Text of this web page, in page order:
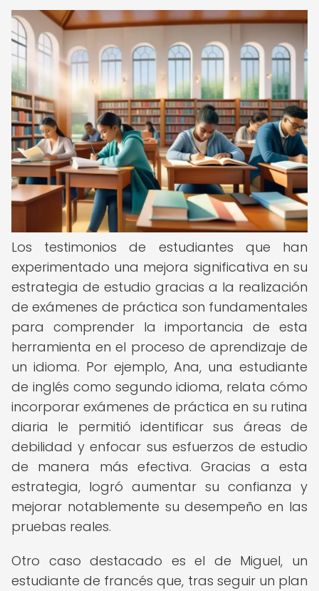
Los testimonios de estudiantes que han
experimentado una mejora significativa en su
estrategia de estudio gracias a la realización
de exámenes de práctica son fundamentales
para comprender la importancia de esta
herramienta en el proceso de aprendizaje de
un idioma. Por ejemplo, Ana, una estudiante
de inglés como segundo idioma, relata cómo
incorporar exámenes de práctica en su rutina
diaria le permitió identificar sus áreas de
debilidad y enfocar sus esfuerzos de estudio
de manera más efectiva. Gracias a esta
estrategia, logró aumentar su confianza y
mejorar notablemente su desempeño en las
pruebas reales.
Otro caso destacado es el de Miguel, un
estudiante de francés que, tras seguir un plan